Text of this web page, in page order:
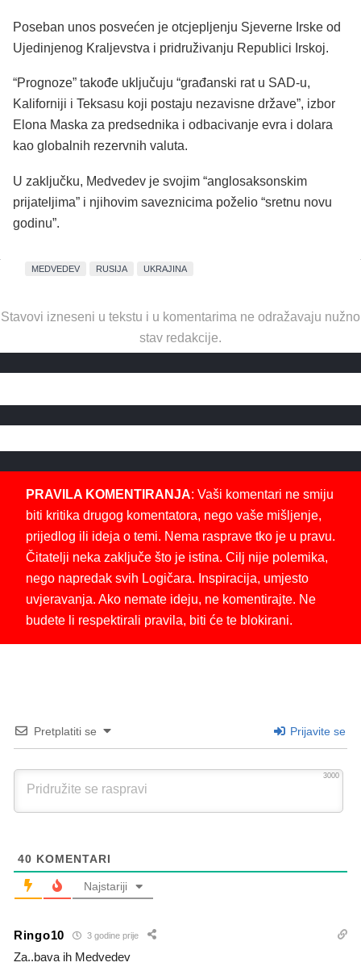
Poseban unos posvećen je otcjepljenju Sjeverne Irske od
Ujedinjenog Kraljevstva i pridruživanju Republici Irskoj.
“Prognoze” takođe uključuju “građanski rat u SAD-u,
Kaliforniji i Teksasu koji postaju nezavisne države”, izbor
Elona Maska za predsednika i odbacivanje evra i dolara
kao globalnih rezervnih valuta.
U zaključku, Medvedev je svojim “anglosaksonskim
prijateljima” i njihovim saveznicima poželio “sretnu novu
godinu”.
MEDVEDEV RUSIJA UKRAJINA
Stavovi izneseni u tekstu i u komentarima ne odražavaju nužno
stav redakcije.
PRAVILA KOMENTIRANJA: Vaši komentari ne smiju
biti kritika drugog komentatora, nego vaše mišljenje,
prijedlog ili ideja o temi. Nema rasprave tko je u pravu.
Čitatelji neka zaključe što je istina. Cilj nije polemika,
nego napredak svih Logičara. Inspiracija, umjesto
uvjeravanja. Ako nemate ideju, ne komentirajte. Ne
budete li respektirali pravila, biti će te blokirani.
Pretplatiti se Prijavite se
3000
40 KOMENTARI
Najstariji
Ringo10 3 godine prije
Za..bava ih Medvedev